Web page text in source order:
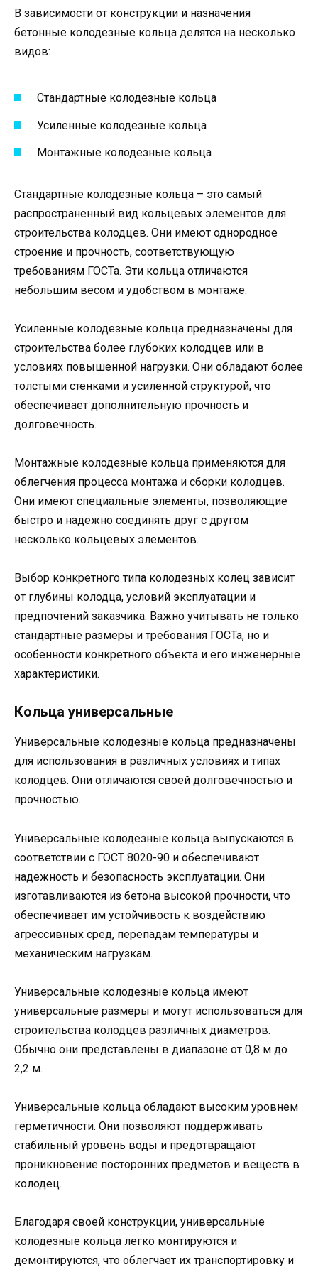
В зависимости от конструкции и назначения
бетонные колодезные кольца делятся на несколько
видов:
Стандартные колодезные кольца
Усиленные колодезные кольца
Монтажные колодезные кольца
Стандартные колодезные кольца – это самый
распространенный вид кольцевых элементов для
строительства колодцев. Они имеют однородное
строение и прочность, соответствующую
требованиям ГОСТа. Эти кольца отличаются
небольшим весом и удобством в монтаже.
Усиленные колодезные кольца предназначены для
строительства более глубоких колодцев или в
условиях повышенной нагрузки. Они обладают более
толстыми стенками и усиленной структурой, что
обеспечивает дополнительную прочность и
долговечность.
Монтажные колодезные кольца применяются для
облегчения процесса монтажа и сборки колодцев.
Они имеют специальные элементы, позволяющие
быстро и надежно соединять друг с другом
несколько кольцевых элементов.
Выбор конкретного типа колодезных колец зависит
от глубины колодца, условий эксплуатации и
предпочтений заказчика. Важно учитывать не только
стандартные размеры и требования ГОСТа, но и
особенности конкретного объекта и его инженерные
характеристики.
Кольца универсальные
Универсальные колодезные кольца предназначены
для использования в различных условиях и типах
колодцев. Они отличаются своей долговечностью и
прочностью.
Универсальные колодезные кольца выпускаются в
соответствии с ГОСТ 8020-90 и обеспечивают
надежность и безопасность эксплуатации. Они
изготавливаются из бетона высокой прочности, что
обеспечивает им устойчивость к воздействию
агрессивных сред, перепадам температуры и
механическим нагрузкам.
Универсальные колодезные кольца имеют
универсальные размеры и могут использоваться для
строительства колодцев различных диаметров.
Обычно они представлены в диапазоне от 0,8 м до
2,2 м.
Универсальные кольца обладают высоким уровнем
герметичности. Они позволяют поддерживать
стабильный уровень воды и предотвращают
проникновение посторонних предметов и веществ в
колодец.
Благодаря своей конструкции, универсальные
колодезные кольца легко монтируются и
демонтируются, что облегчает их транспортировку и